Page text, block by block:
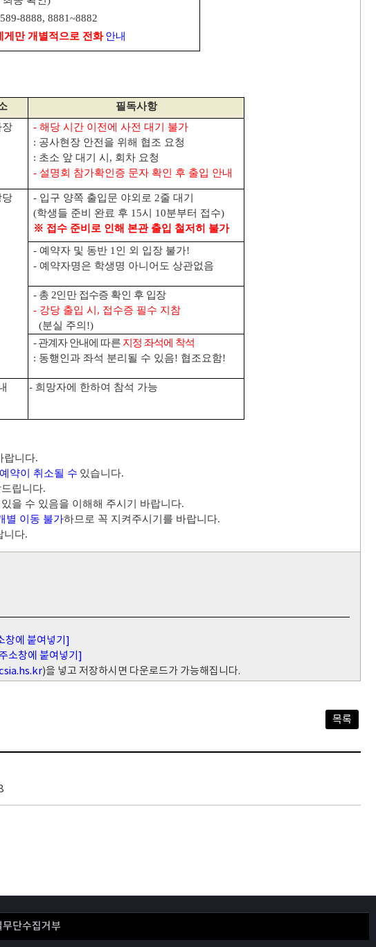
8888, 8881~8882
게만 개별적으로 전화 안내
필독사항
장 - 해당 시간 이전에 사전 대기 불가
: 공사현장 안전을 위해 협조 요청
: 초소 앞 대기 시 , 회차 요청
- 설명회 참가확인증 문자 확인 후 출입 안내
당 - 입구 양쪽 출입문 야외로 2줄 대기
(학생들 준비 완료 후 15시 10분부터 접수)
※ 접수 준비로 인해 본관 출입 철저히 불가
- 예약자 및 동반 1 인 외 입장 불가!
- 예약자명은 학생명 아니어도 상관없음
- 총 2인만 접수증 확인 후 입장
- 강당 출입 시 , 접수증 필수 지참
(분실 주의 !)
-관계자 안내에 따른 지정 좌석에 착석
: 동행인과 좌석 분리될 수 있음! 협조요함!
- 희망자에 한하여 참석 가능
랍니다.
예약이 취소될 수 있습니다.
립니다.
을 수 있음을 이해해 주시기 바랍니다.
별 이동 불가하므로 꼭 지켜주시기를 바랍니다.
니다.
창에 붙여넣기]
소창에 붙여넣기]
)을 넣고 저장하시면 다운로드가 가능해집니다.
목록
무단수집거부